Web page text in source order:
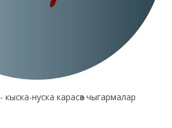
- кыска-нуска карасөз чыгармалар